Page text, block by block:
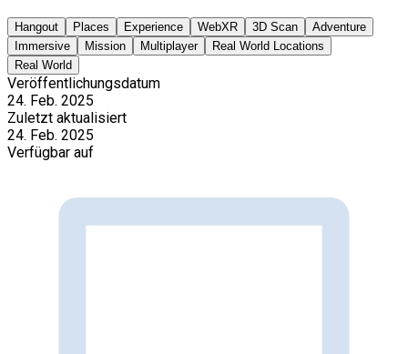
Hangout Places Experience WebXR 3D Scan
Adventure
Immersive
Mission Multiplayer
Real World Locations
Real World
Veröffentlichungsdatum
24. Feb. 2025
Zuletzt aktualisiert
24. Feb. 2025
Verfügbar auf